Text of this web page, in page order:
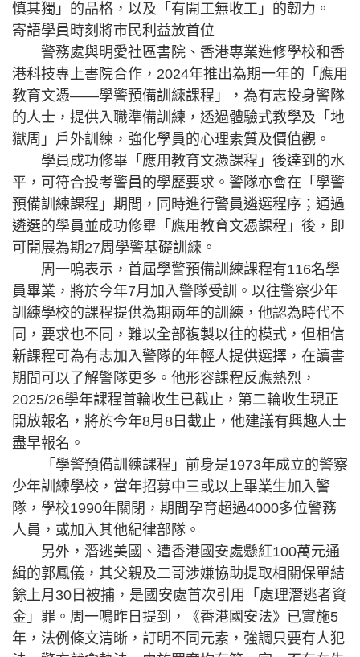
慎其獨」的品格，以及「有開工無收工」的韌力。
寄語學員時刻將市民利益放首位
警務處與明愛社區書院、香港專業進修學校和香
港科技專上書院合作，2024年推出為期一年的「應用
教育文憑——學警預備訓練課程」，為有志投身警隊
的人士，提供入職準備訓練，透過體驗式教學及「地
獄周」戶外訓練，強化學員的心理素質及價值觀。
學員成功修畢「應用教育文憑課程」後達到的水
平，可符合投考警員的學歷要求。警隊亦會在「學警
預備訓練課程」期間，同時進行警員遴選程序；通過
遴選的學員並成功修畢「應用教育文憑課程」後，即
可開展為期27周學警基礎訓練。
周一鳴表示，首屆學警預備訓練課程有116名學
員畢業，將於今年7月加入警隊受訓。以往警察少年
訓練學校的課程提供為期兩年的訓練，他認為時代不
同，要求也不同，難以全部複製以往的模式，但相信
新課程可為有志加入警隊的年輕人提供選擇，在讀書
期間可以了解警隊更多。他形容課程反應熱烈，
2025/26學年課程首輪收生已截止，第二輪收生現正
開放報名，將於今年8月8日截止，他建議有興趣人士
盡早報名。
「學警預備訓練課程」前身是1973年成立的警察
少年訓練學校，當年招募中三或以上畢業生加入警
隊，學校1990年關閉，期間孕育超過4000多位警務
人員，或加入其他紀律部隊。
另外，潛逃美國、遭香港國安處懸紅100萬元通
緝的郭鳳儀，其父親及二哥涉嫌協助提取相關保單結
餘上月30日被捕，是國安處首次引用「處理潛逃者資
金」罪。周一鳴昨日提到，《香港國安法》已實施5
年，法例條文清晰，訂明不同元素，強調只要有人犯